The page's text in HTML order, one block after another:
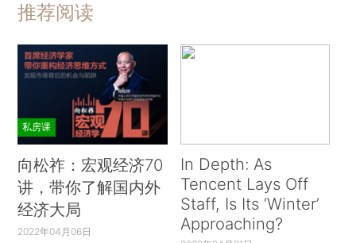
推荐阅读
私房课
向松祚：宏观经济70
讲，带你了解国内外
经济大局
2022年04月06日
In Depth: As
Tencent Lays Off
Staff, Is Its ‘Winter’
Approaching?